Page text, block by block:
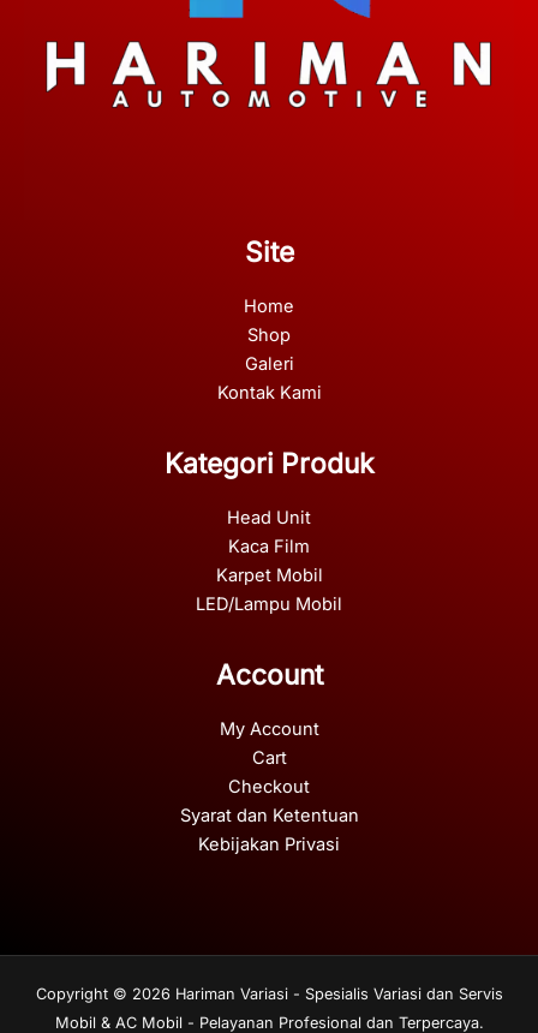
Site
Home
Shop
Galeri
Kontak Kami
Kategori Produk
Head Unit
Kaca Film
Karpet Mobil
LED/Lampu Mobil
Account
My Account
Cart
Checkout
Syarat dan Ketentuan
Kebijakan Privasi
Copyright © 2026 Hariman Variasi - Spesialis Variasi dan Servis
Mobil & AC Mobil - Pelayanan Profesional dan Terpercaya.